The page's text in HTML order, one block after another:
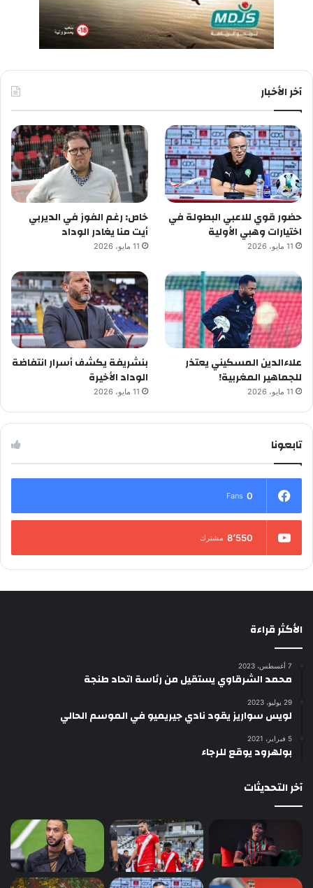
آخر الأخبار
حضور قوي للاعبي البطولة في
اختيارات وهبي الأولية
11 مايو، 2026
خاص: رغم الفوز في الديربي
أيت منا يغادر الوداد
11 مايو، 2026
علاءالدين المسكيني يعتذر
للجماهير المغربية!
11 مايو، 2026
بنشريفة يكشف أسرار انتفاضة
الوداد الأخيرة
11 مايو، 2026
تابعونا
0
Fans
8٬550 مشترك
الأكثر قراءة
7 أغسطس، 2023
محمد الشرقاوي يستقيل من رئاسة اتحاد طنجة
29 يوليو، 2023
لويس سواريز يقود نادي جيريميو في الموسم الحالي
5 فبراير، 2021
بولهرود يوقع للرجاء
آخر التحديثات